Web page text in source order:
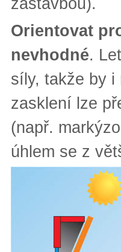
Orientovat
nevhodné.
síly, takže by i
zasklení lze
(např.
úhlem se z